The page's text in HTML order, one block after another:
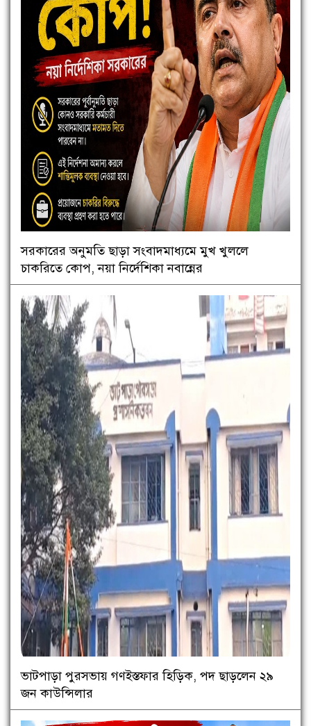
সরকারের অনুমতি ছাড়া সংবাদমাধ্যমে মুখ খুললে
চাকরিতে কোপ, নয়া নির্দেশিকা নবান্নের
ভাটপাড়া পুরসভায় গণইস্তফার হিড়িক, পদ ছাড়লেন ২৯
জন কাউন্সিলার